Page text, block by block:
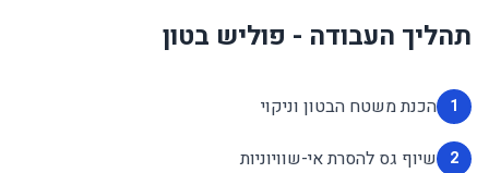
תהליך העבודה - פוליש בטון
1 הכנת משטח הבטון וניקוי
2 שיוף גס להסרת אי-שוויוניות